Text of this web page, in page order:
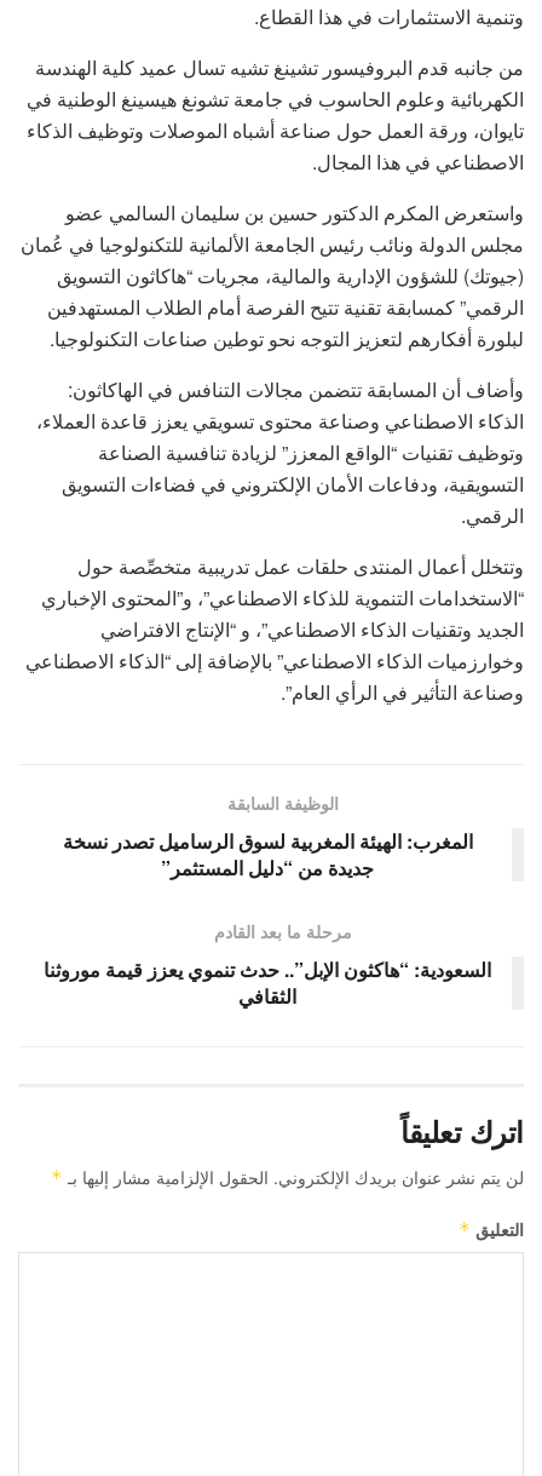
وتنمية الاستثمارات في هذا القطاع.
من جانبه قدم البروفيسور تشينغ تشيه تسال عميد كلية الهندسة
الكهربائية وعلوم الحاسوب في جامعة تشونغ هيسينغ الوطنية في
تايوان، ورقة العمل حول صناعة أشباه الموصلات وتوظيف الذكاء
الاصطناعي في هذا المجال.
واستعرض المكرم الدكتور حسين بن سليمان السالمي عضو
مجلس الدولة ونائب رئيس الجامعة الألمانية للتكنولوجيا في عُمان
(جيوتك) للشؤون الإدارية والمالية، مجريات “هاكاثون التسويق
الرقمي” كمسابقة تقنية تتيح الفرصة أمام الطلاب المستهدفين
لبلورة أفكارهم لتعزيز التوجه نحو توطين صناعات التكنولوجيا.
وأضاف أن المسابقة تتضمن مجالات التنافس في الهاكاثون:
الذكاء الاصطناعي وصناعة محتوى تسويقي يعزز قاعدة العملاء،
وتوظيف تقنيات “الواقع المعزز” لزيادة تنافسية الصناعة
التسويقية، ودفاعات الأمان الإلكتروني في فضاءات التسويق
الرقمي.
وتتخلل أعمال المنتدى حلقات عمل تدريبية متخصِّصة حول
“الاستخدامات التنموية للذكاء الاصطناعي”، و”المحتوى الإخباري
الجديد وتقنيات الذكاء الاصطناعي”، و “الإنتاج الافتراضي
وخوارزميات الذكاء الاصطناعي” بالإضافة إلى “الذكاء الاصطناعي
وصناعة التأثير في الرأي العام”.
الوظيفة السابقة
المغرب: الهيئة المغربية لسوق الرساميل تصدر نسخة
جديدة من “دليل المستثمر”
مرحلة ما بعد القادم
السعودية: “هاكثون الإبل”.. حدث تنموي يعزز قيمة موروثنا
الثقافي
اترك تعليقاً
لن يتم نشر عنوان بريدك الإلكتروني. الحقول الإلزامية مشار إليها بـ *
التعليق *